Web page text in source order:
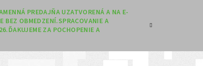
PREDAJŇA UZATVORENÁ A NA E-
BEZ OBMEDZENÍ.SPRACOVANIE A
ZA POCHOPENIE A